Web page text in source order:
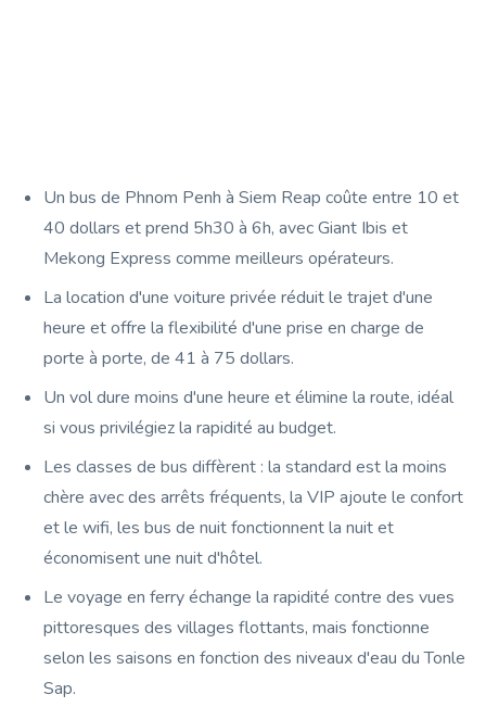
Un bus de Phnom Penh à Siem Reap coûte entre 10 et
40 dollars et prend 5h30 à 6h, avec Giant Ibis et
Mekong Express comme meilleurs opérateurs.
La location d'une voiture privée réduit le trajet d'une
heure et offre la flexibilité d'une prise en charge de
porte à porte, de 41 à 75 dollars.
Un vol dure moins d'une heure et élimine la route, idéal
si vous privilégiez la rapidité au budget.
Les classes de bus diffèrent : la standard est la moins
chère avec des arrêts fréquents, la VIP ajoute le confort
et le wifi, les bus de nuit fonctionnent la nuit et
économisent une nuit d'hôtel.
Le voyage en ferry échange la rapidité contre des vues
pittoresques des villages flottants, mais fonctionne
selon les saisons en fonction des niveaux d'eau du Tonle
Sap.